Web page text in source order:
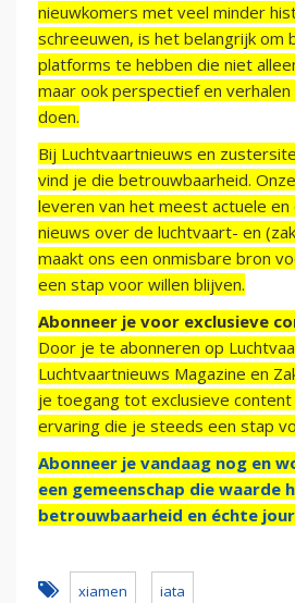
nieuwkomers met veel minder
schreeuwen, is het belangrijk om
platforms te hebben die niet
maar ook perspectief en
doen.
Bij Luchtvaartnieuws en
vind je die betrouwbaarheid.
leveren van het meest actuele en
nieuws over de luchtvaart- en
maakt ons een onmisbare bron
een stap voor willen blijven.
Abonneer je voor exclusieve
Door je te abonneren op
Luchtvaartnieuws Magazine en
je toegang tot exclusieve content
ervaring die je steeds een stap
Abonneer je vandaag nog en
een gemeenschap die waarde
betrouwbaarheid en échte
xiamen iata